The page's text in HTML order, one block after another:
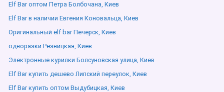
Elf Bar оптом Петра Болбочана, Киев
Elf Bar в наличии Евгения Коновальца, Киев
Оригинальный elf bar Печерск, Киев
одноразки Резницкая, Киев
Электронные курилки Болсуновская улица, Киев
Elf Bar купить дешево Липский переулок, Киев
Elf Bar купить оптом Выдубицкая, Киев